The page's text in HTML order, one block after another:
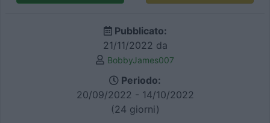
Pubblicato:
21/11/2022 da
BobbyJames007
Periodo:
20/09/2022 - 14/10/2022
(24 giorni)